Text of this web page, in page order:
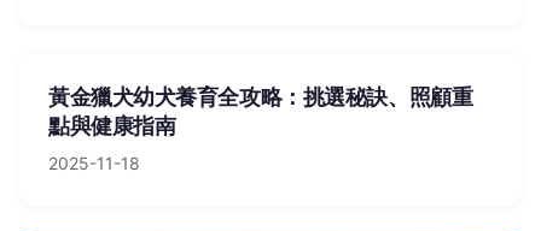
黃金獵犬幼犬養育全攻略：挑選秘訣、照顧重
點與健康指南
2025-11-18